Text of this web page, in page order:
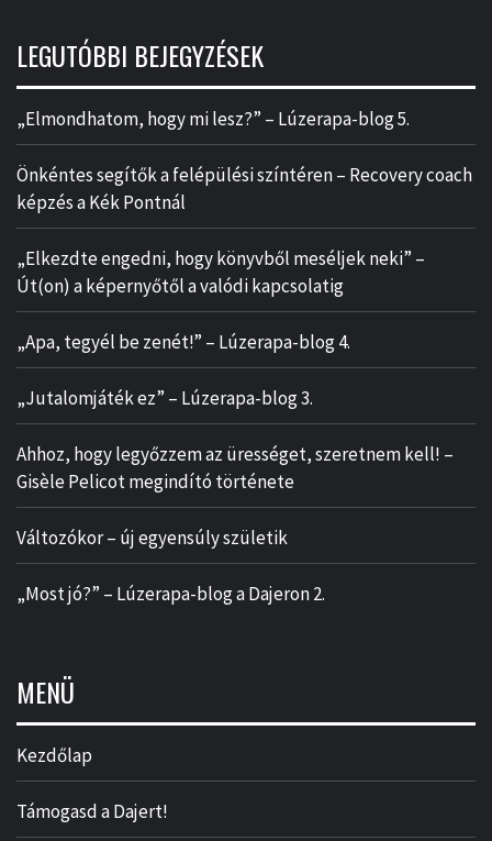
LEGUTÓBBI BEJEGYZÉSEK
„Elmondhatom, hogy mi lesz?” – Lúzerapa-blog 5.
Önkéntes segítők a felépülési színtéren – Recovery coach
képzés a Kék Pontnál
„Elkezdte engedni, hogy könyvből meséljek neki” –
Út(on) a képernyőtől a valódi kapcsolatig
„Apa, tegyél be zenét!” – Lúzerapa-blog 4.
„Jutalomjáték ez” – Lúzerapa-blog 3.
Ahhoz, hogy legyőzzem az ürességet, szeretnem kell! –
Gisèle Pelicot megindító története
Változókor – új egyensúly születik
„Most jó?” – Lúzerapa-blog a Dajeron 2.
MENÜ
Kezdőlap
Támogasd a Dajert!